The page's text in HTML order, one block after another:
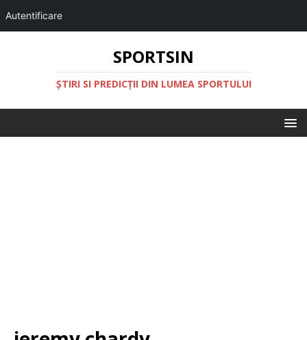
Autentificare
SPORTSIN
ŞTIRI SI PREDICŢII DIN LUMEA SPORTULUI